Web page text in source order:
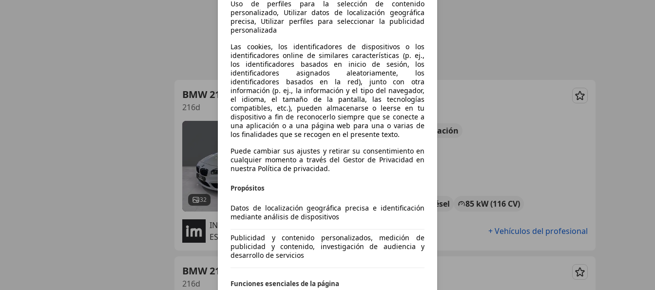
BMW 216
216d
Guardar
32
€ 12.9901 Sincomparación
03/2015 127.900 km Diésel
85 kW (116 CV)
INTEGRAL MOTION CIUDAD DEL AUTOMOVIL 2
ES-28914 LEGANES
+ Vehículos del profesional
BMW 216
216d
Guardar
Uso de perfiles para la selección de contenido
personalizado, Utilizar datos de localización geográfica
precisa, Utilizar perfiles para seleccionar la publicidad
personalizada
Las cookies, los identificadores de dispositivos o los
identificadores online de similares características (p. ej.,
los identificadores basados en inicio de sesión, los
identificadores asignados aleatoriamente, los
identificadores basados en la red), junto con otra
información (p. ej., la información y el tipo del navegador,
el idioma, el tamaño de la pantalla, las tecnologías
compatibles, etc.), pueden almacenarse o leerse en tu
dispositivo a fin de reconocerlo siempre que se conecte a
una aplicación o a una página web para una o varias de
los finalidades que se recogen en el presente texto.
Puede cambiar sus ajustes y retirar su consentimiento en
cualquier momento a través del Gestor de Privacidad en
nuestra Política de privacidad.
Propósitos
Datos de localización geográfica precisa e identificación
mediante análisis de dispositivos
Publicidad y contenido personalizados, medición de
publicidad y contenido, investigación de audiencia y
desarrollo de servicios
Funciones esenciales de la página